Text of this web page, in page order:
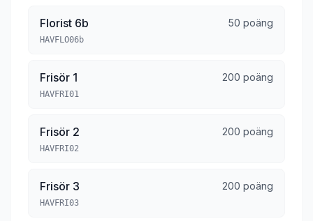
Florist 6b 50 poäng
HAVFLO06b
Frisör 1 200 poäng
HAVFRI01
Frisör 2 200 poäng
HAVFRI02
Frisör 3 200 poäng
HAVFRI03